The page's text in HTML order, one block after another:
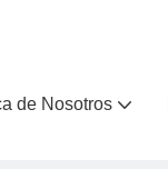
de Nosotros